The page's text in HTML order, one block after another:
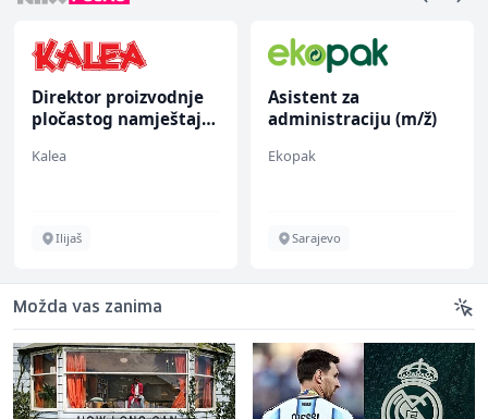
Direktor proizvodnje
pločastog namještaja
Kalea
Ilijaš
Asistent za
administraciju (m/ž)
Ekopak
Sarajevo
Možda vas zanima